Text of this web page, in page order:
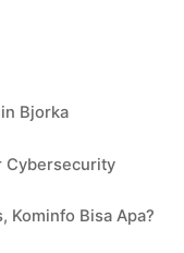
Bjorka
Cybersecurity
Kominfo Bisa Apa?